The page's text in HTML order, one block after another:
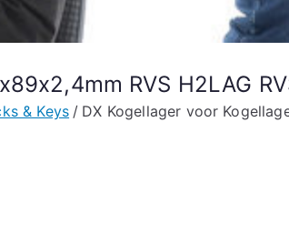
RVS H2LAG
& Keys DX Kogellager voor